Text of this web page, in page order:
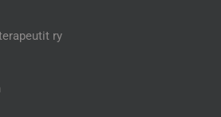
ry